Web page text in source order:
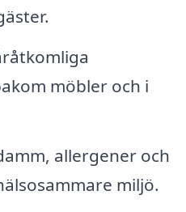
möbler och i
allergener och
miljö.